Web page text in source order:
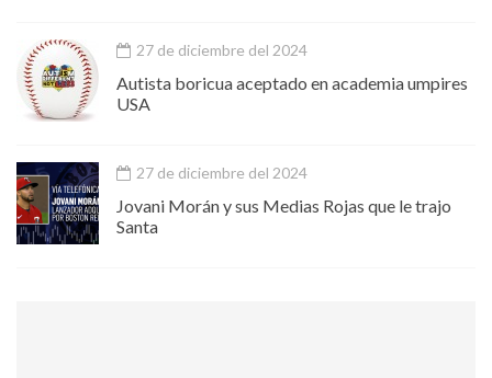
27 de diciembre del 2024
Autista boricua aceptado en academia umpires
USA
27 de diciembre del 2024
Jovani Morán y sus Medias Rojas que le trajo
Santa